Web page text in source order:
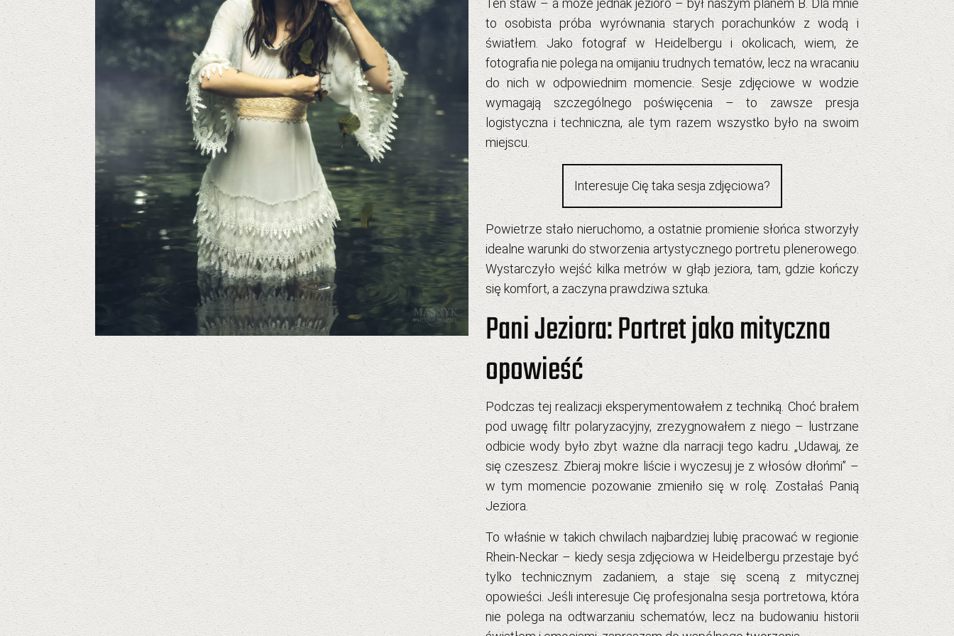
Ten staw – a może jednak jezioro – był naszym planem B. Dla mnie
to osobista próba wyrównania starych porachunków z wodą i
światłem. Jako fotograf w Heidelbergu i okolicach, wiem, że
fotografia nie polega na omijaniu trudnych tematów, lecz na wracaniu
do nich w odpowiednim momencie. Sesje zdjęciowe w wodzie
wymagają szczególnego poświęcenia – to zawsze presja
logistyczna i techniczna, ale tym razem wszystko było na swoim
miejscu.
Interesuje Cię taka sesja zdjęciowa?
Powietrze stało nieruchomo, a ostatnie promienie słońca stworzyły
idealne warunki do stworzenia artystycznego portretu plenerowego
Wystarczyło wejść kilka metrów w głąb jeziora, tam, gdzie kończy
się komfort, a zaczyna prawdziwa sztuka.
Pani Jeziora: Portret jako mityczna
opowieść
Podczas tej realizacji eksperymentowałem z techniką. Choć brałem
pod uwagę filtr polaryzacyjny, zrezygnowałem z niego – lustrzane
odbicie wody było zbyt ważne dla narracji tego kadru. „Udawaj, że
się czeszesz. Zbieraj mokre liście i wyczesuj je z włosów dłońmi” –
w tym momencie pozowanie zmieniło się w rolę. ZostałaśPanią
Jeziora
To właśnie w takich chwilach najbardziej lubię pracować w regionie
Rhein-Neckar – kiedy sesja zdjęciowa w Heidelbergu przestaje być
tylko technicznym zadaniem, a staje się sceną z mitycznej
opowieści. Jeśli interesuje Cięprofesjonalna sesja portretowa, która
nie polega na odtwarzaniu schematów, lecz na budowaniu historii